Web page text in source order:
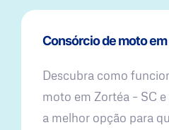
Consórcio de moto em
Descubra como
moto em Zortéa – SC
a melhor opção para